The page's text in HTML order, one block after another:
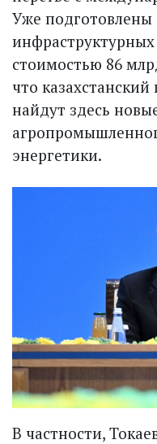
Уже подготовлены
стоимостью 86
что
найдут здесь
энергетики.
В частности,